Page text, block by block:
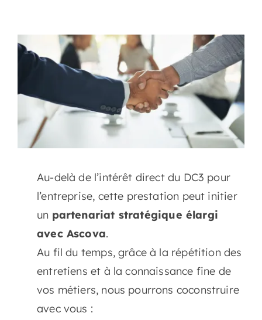
Au-delà de l’intérêt direct du DC3 pour
l’entreprise, cette prestation peut initier
un partenariat stratégique élargi
avec Ascova.
Au fil du temps, grâce à la répétition des
entretiens et à la connaissance fine de
vos métiers, nous pourrons coconstruire
avec vous :